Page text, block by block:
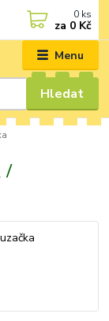
Menu
Hledat
0 ks
za 0 Kč
/